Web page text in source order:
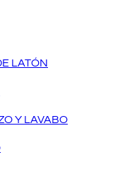
LATÓN
Y LAVABO